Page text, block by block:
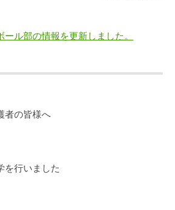
ル部の情報を更新しました。
者の皆様へ
を行いました